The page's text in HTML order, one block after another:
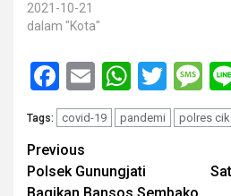
2021-10-21
dalam "Kota"
Facebook
Email
Tags: covid-19 pandemi polres
Post
navigation
Previous
Polsek Gunungjati